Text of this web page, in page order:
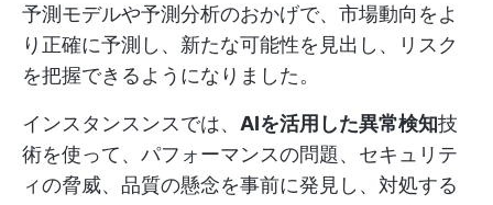
予測モデルや予測分析のおかげで、市場動向をよ
り正確に予測し、新たな可能性を見出し、リスク
を把握できるようになりました。
インスタンスンスでは、 AIを活用した異常検知技
術を使って、パフォーマンスの問題、セキュリテ
ィの脅威、品質の懸念を事前に発見し、対処する